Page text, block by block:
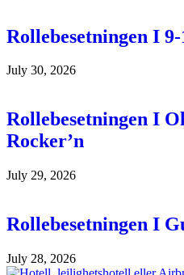
Rollebesetningen I 9-
July 30, 2026
Rollebesetningen I
Rocker’n
July 29, 2026
Rollebesetningen I
July 28, 2026